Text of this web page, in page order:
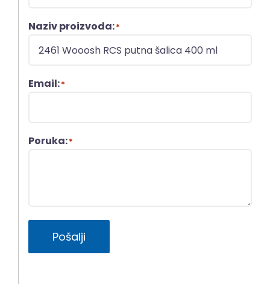
Naziv proizvoda:*
Email:*
Poruka:*
Pošalji